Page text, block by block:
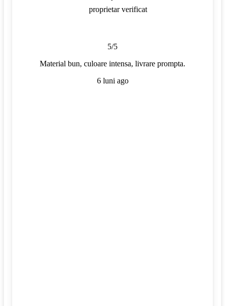
proprietar verificat
5/5
Material bun, culoare intensa, livrare prompta.
6 luni ago